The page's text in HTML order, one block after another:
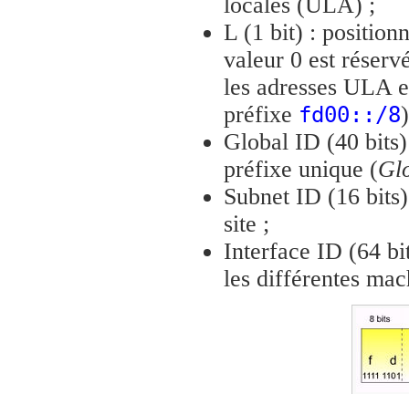
L (1 bit) :
valeur 0 est
les adresses ULA
préfixe fd00::/8
Global ID (40
préfixe unique (
Subnet ID (16
site ;
Interface ID (64
les différentes